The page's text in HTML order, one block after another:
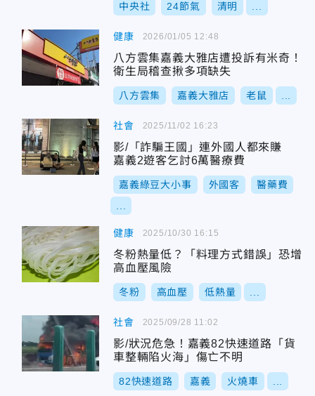
中央社 24節氣 清明
健康
八方雲集嘉義大雅店遭投訴有米奇！
衛生局稽查揪多項缺失
八方雲集 嘉義大雅店 老鼠
2026/01/05 12:48
社會
影/「詐騙王國」連外國人都來賺
嘉義2遊客乞討6萬醫療費
嘉義綠豆大小事 外國客 醫藥費
2025/11/02 16:23
健康
冬粉熱量低？「料理方式錯誤」恐增
高血壓風險
冬粉 高血壓 低熱量
2025/10/30 16:15
社會
影/狀況危急！嘉義82快速道路「貨
車整輛陷火海」傷亡不明
82快速道路 嘉義 火燒車
2025/09/28 11:02